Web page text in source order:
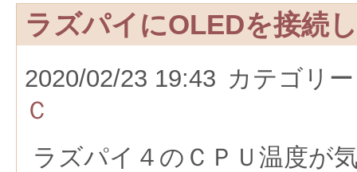
ラズパイにOLEDを接続
2020/02/23 19:43 カテゴリ
Ｃ
ラズパイ４のＣＰＵ温度が